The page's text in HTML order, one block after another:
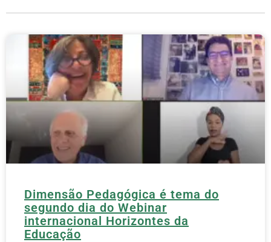
Dimensão Pedagógica é tema do
segundo dia do Webinar
internacional Horizontes da
Educação